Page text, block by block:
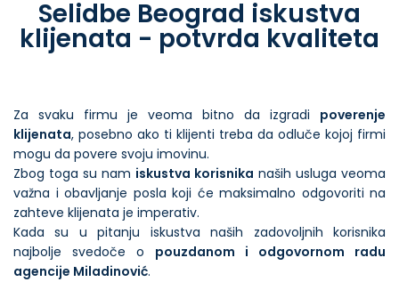
Selidbe Beograd iskustva
klijenata - potvrda kvaliteta
Za svaku firmu je veoma bitno da izgradi poverenje
klijenata, posebno ako ti klijenti treba da odluče kojoj firmi
mogu da povere svoju imovinu.
Zbog toga su nam iskustva korisnika naših usluga veoma
važna i obavljanje posla koji će maksimalno odgovoriti na
zahteve klijenata je imperativ.
Kada su u pitanju iskustva naših zadovoljnih korisnika
najbolje svedoče o pouzdanom i odgovornom radu
agencije Miladinović.